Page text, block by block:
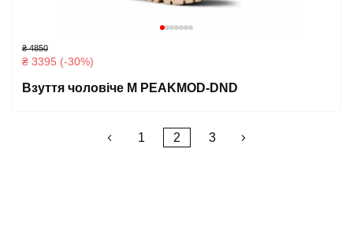
₴ 4850
₴ 3395 (-30%)
Взуття чоловіче M PEAKMOD-DND
Пагинация
1 2 3